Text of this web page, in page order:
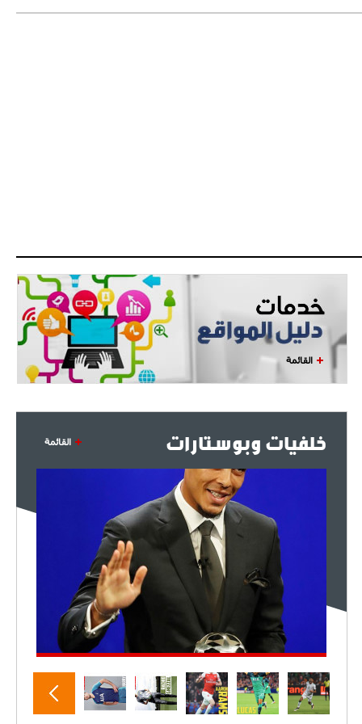
15:10
- 2021/08/04
اجتماع حاسم لإدارة ميلان مع نظيرتها
من الريال للفصل في صفقة إيسكو
14:50
- 2021/08/04
البياسجي عرض على مبابي راتبا خياليا
لوكاتيلي يؤكد نيته في الانتقال إلى
18:10
- 2021/07/25
أنشيلوتي يصر على جلب كيليني
وقدوم الإيطالي يقترب
القائمة
خلفيات وبوستارات القائمة